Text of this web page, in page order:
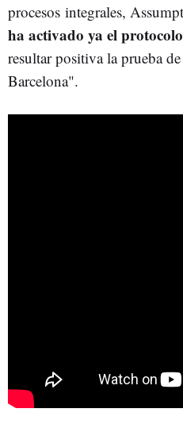
procesos integrales,
ha activado ya el
resultar positiva la prueba
Barcelona".